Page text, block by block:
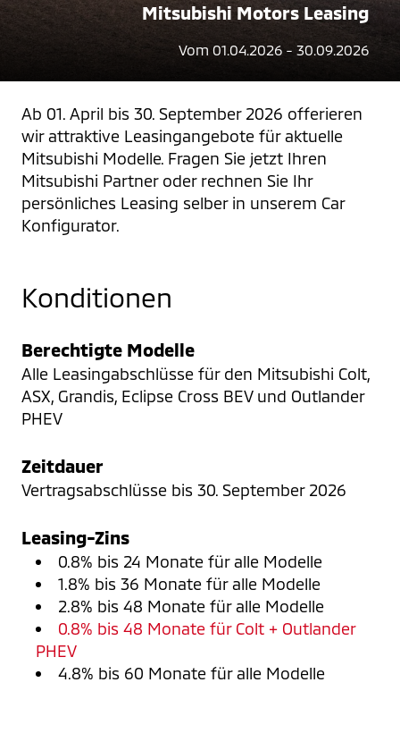
Mitsubishi Motors Leasing
Vom 01.04.2026 - 30.09.2026
Ab 01. April bis 30. September 2026 offerieren
wir attraktive Leasingangebote für aktuelle
Mitsubishi Modelle. Fragen Sie jetzt Ihren
Mitsubishi Partner oder rechnen Sie Ihr
persönliches Leasing selber in unserem Car
Konfigurator.
Konditionen
Berechtigte Modelle
Alle Leasingabschlüsse für den Mitsubishi Colt,
ASX, Grandis, Eclipse Cross BEV und Outlander
PHEV
Zeitdauer
Vertragsabschlüsse bis 30. September 2026
Leasing-Zins
0.8% bis 24 Monate für alle Modelle
1.8% bis 36 Monate für alle Modelle
2.8% bis 48 Monate für alle Modelle
0.8% bis 48 Monate für Colt + Outlander
PHEV
4.8% bis 60 Monate für alle Modelle